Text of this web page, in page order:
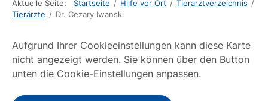
Aktuelle Seite: Startseite / Hilfe vor Ort / Tierarztverzeichnis /
Tierärzte / Dr. Cezary Iwanski
Aufgrund Ihrer Cookieeinstellungen kann diese Karte
nicht angezeigt werden. Sie können über den Button
unten die Cookie-Einstellungen anpassen.